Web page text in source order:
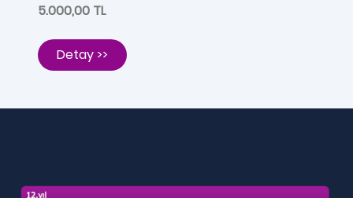
5.000,00 TL
Detay >>